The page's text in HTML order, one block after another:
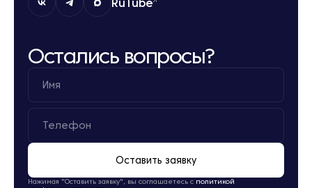
RuTube
Остались вопросы?
Оставить заявку
Нажимая "Оставить заявку", вы соглашаетесь с политикой